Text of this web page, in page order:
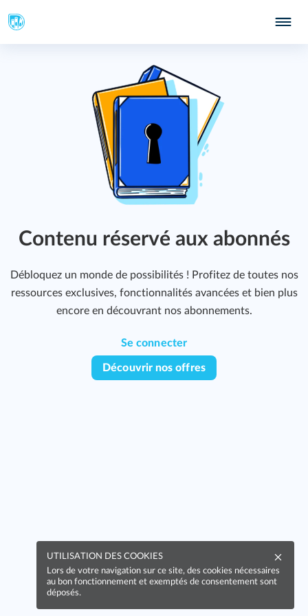
Contenu réservé aux abonnés
Débloquez un monde de possibilités ! Profitez de toutes nos
ressources exclusives, fonctionnalités avancées et bien plus
encore en découvrant nos abonnements.
Se connecter
Découvrir nos offres
UTILISATION DES COOKIES
Lors de votre navigation sur ce site, des cookies nécessaires
au bon fonctionnement et exemptés de consentement sont
déposés.